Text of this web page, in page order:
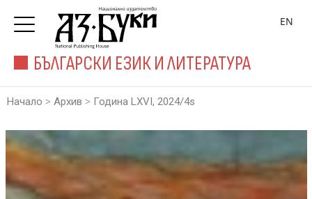
БЪЛГАРСКИ ЕЗИК И ЛИТЕРАТУРА
EN
Начало > Архив > Година LXVI, 2024/4s